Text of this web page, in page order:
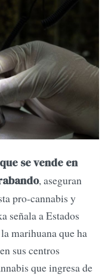
se vende en
, aseguran
pro-cannabis y
señala a Estados
marihuana que ha
sus centros
que ingresa de